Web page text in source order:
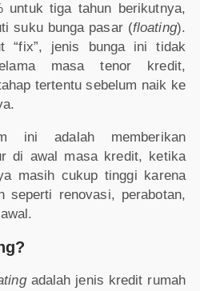
untuk tiga tahun berikutnya,
suku bunga pasar (floating).
“fix”, jenis bunga ini tidak
masa tenor kredit,
tertentu sebelum naik ke
ini adalah memberikan
di awal masa kredit, ketika
masih cukup tinggi karena
seperti renovasi, perabotan,
adalah jenis kredit rumah